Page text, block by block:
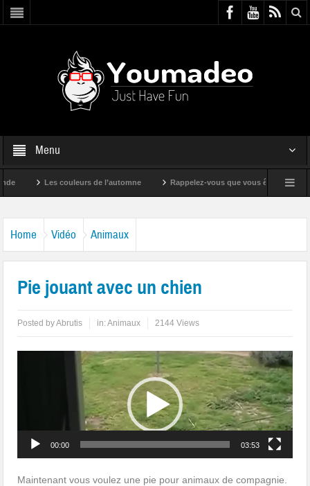
Menu
Les couleurs de l’automne Rappelez-vous que vous êtes super !
Home Vidéo Animaux
Pie jouant avec un chien
Posted byAbrutis in:Animaux 2144 Views
00:00 03:53
Maintenant vous voulez une pie pour animaux de compagnie.